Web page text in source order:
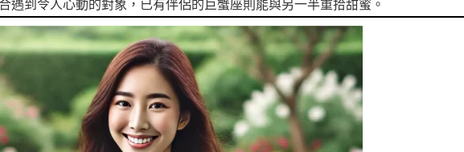
遇到令人心動的對象，已有伴侶的巨蟹座則能與另一半重拾甜蜜。